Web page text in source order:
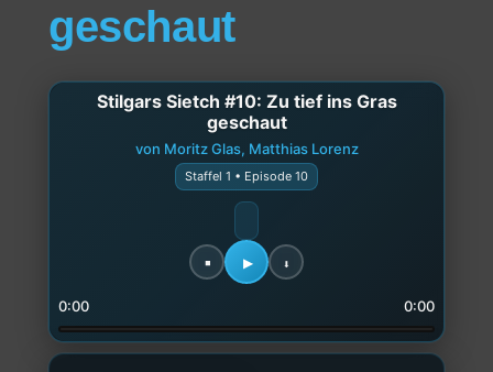
geschaut
Stilgars Sietch #10: Zu tief ins Gras
geschaut
von Moritz Glas, Matthias Lorenz
Staffel 1 • Episode 10
0:00 0:00